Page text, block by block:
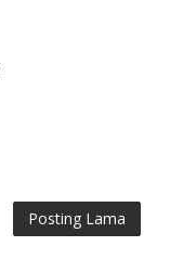
Posting Lama